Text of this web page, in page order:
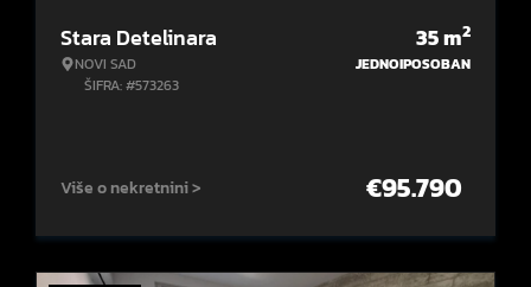
Stara Detelinara
NOVI SAD
ŠIFRA: #573263
35m2
JEDNOIPOSOBAN
Više o nekretnini > €95.790